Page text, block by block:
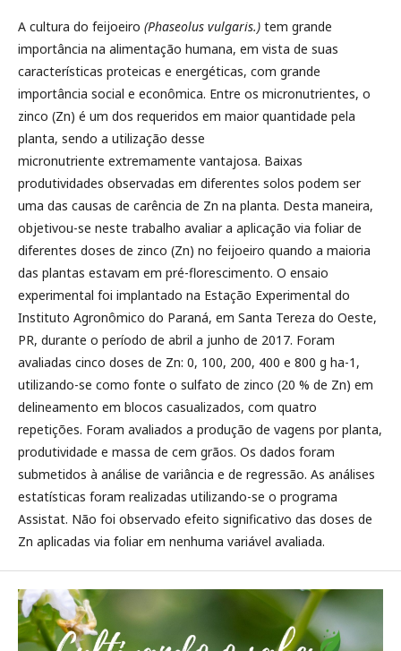
A cultura do feijoeiro (Phaseolus vulgaris.) tem grande
importância na alimentação humana, em vista de suas
características proteicas e energéticas, com grande
importância social e econômica. Entre os micronutrientes, o
zinco (Zn) é um dos requeridos em maior quantidade pela
planta, sendo a utilização desse
micronutriente extremamente vantajosa. Baixas
produtividades observadas em diferentes solos podem ser
uma das causas de carência de Zn na planta. Desta maneira,
objetivou-se neste trabalho avaliar a aplicação via foliar de
diferentes doses de zinco (Zn) no feijoeiro quando a maioria
das plantas estavam em pré-florescimento. O ensaio
experimental foi implantado na Estação Experimental do
Instituto Agronômico do Paraná, em Santa Tereza do Oeste,
PR, durante o período de abril a junho de 2017. Foram
avaliadas cinco doses de Zn: 0, 100, 200, 400 e 800 g ha-1,
utilizando-se como fonte o sulfato de zinco (20 % de Zn) em
delineamento em blocos casualizados, com quatro
repetições. Foram avaliados a produção de vagens por planta,
produtividade e massa de cem grãos. Os dados foram
submetidos à análise de variância e de regressão. As análises
estatísticas foram realizadas utilizando-se o programa
Assistat. Não foi observado efeito significativo das doses de
Zn aplicadas via foliar em nenhuma variável avaliada.